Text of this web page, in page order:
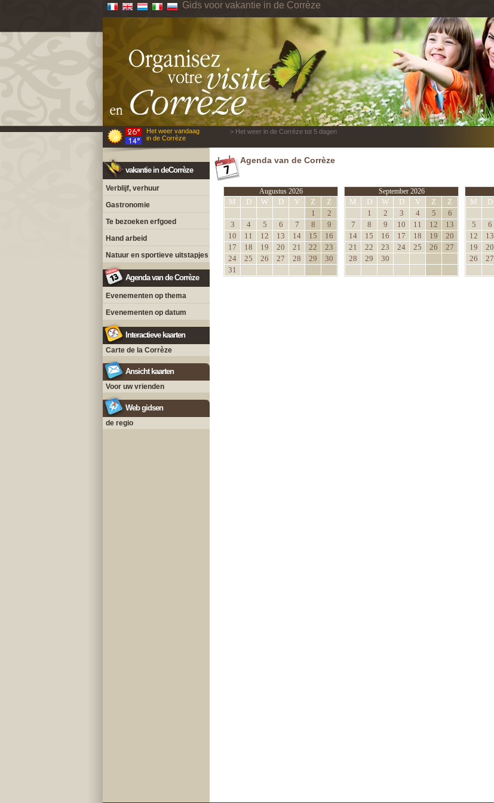
Gids voor vakantie in de Corrèze
Het weer vandaag
in de Corrèze
> Het weer in de Corrèze tot 5 dagen
vakantie in deCorrèze
Verblijf, verhuur
Gastronomie
Te bezoeken erfgoed
Hand arbeid
Natuur en sportieve uitstapjes
Agenda van de Corrèze
Evenementen op thema
Evenementen op datum
Interactieve kaarten
Carte de la Corrèze
Ansicht kaarten
Voor uw vrienden
Web gidsen
de regio
Agenda van de Corrèze
Augustus 2026
M D W D V Z
Z
1
2
3
4 5 6 7 8
9
10
11 12 13 14 15
16
17
18 19 20 21 22
23
24
25 26 27 28 29
30
31
September 2026
M D W D V Z
Z
1
2 3 4 5
6
7
8 9 10 11 12
13
14
15 16 17 18 19
20
21
22 23 24 25 26
27
28
29 30
M D
5
6
12
13
19
20
26
27